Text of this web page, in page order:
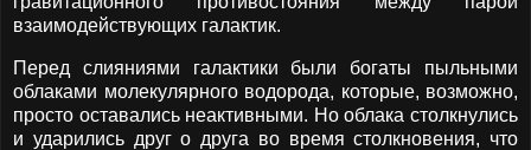
взаимодействующих галактик.
Перед слияниями галактики были богаты пыльными
облаками молекулярного водорода, которые, возможно,
просто оставались неактивными. Но облака столкнулись
и ударились друг о друга во время столкновения, что